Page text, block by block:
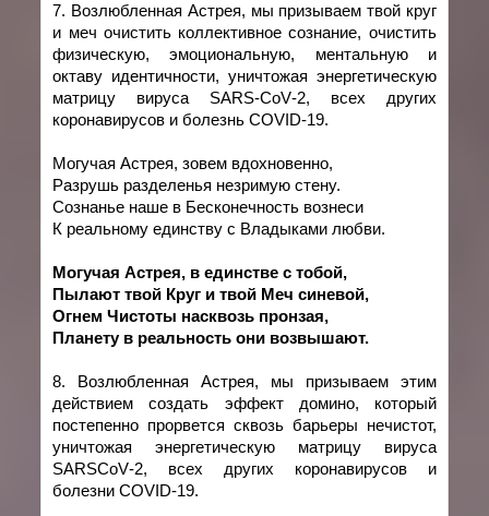
7. Возлюбленная Астрея, мы призываем твой круг
и меч очистить коллективное сознание, очистить
физическую, эмоциональную, ментальную и
октаву идентичности, уничтожая энергетическую
матрицу вируса SARS-CoV-2, всех других
коронавирусов и болезньCOVID-19.
Могучая Астрея, зовем вдохновенно,
Разрушь разделенья незримую стену.
Сознанье наше в Бесконечность вознеси
К реальному единству с Владыками любви.
Могучая Астрея, в единcтве с тобой,
Пылают твой Круг и твой Меч синевой,
Огнем Чистоты насквозь пронзая,
Планету в реальность они возвышают.
8. Возлюбленная Астрея, мы призываем этим
действием создать эффект домино, который
постепенно прорвется сквозь барьеры нечистот,
уничтожая энергетическую матрицу вируса
SARSCoV-2, всех других коронавирусов и
болезниCOVID-19.